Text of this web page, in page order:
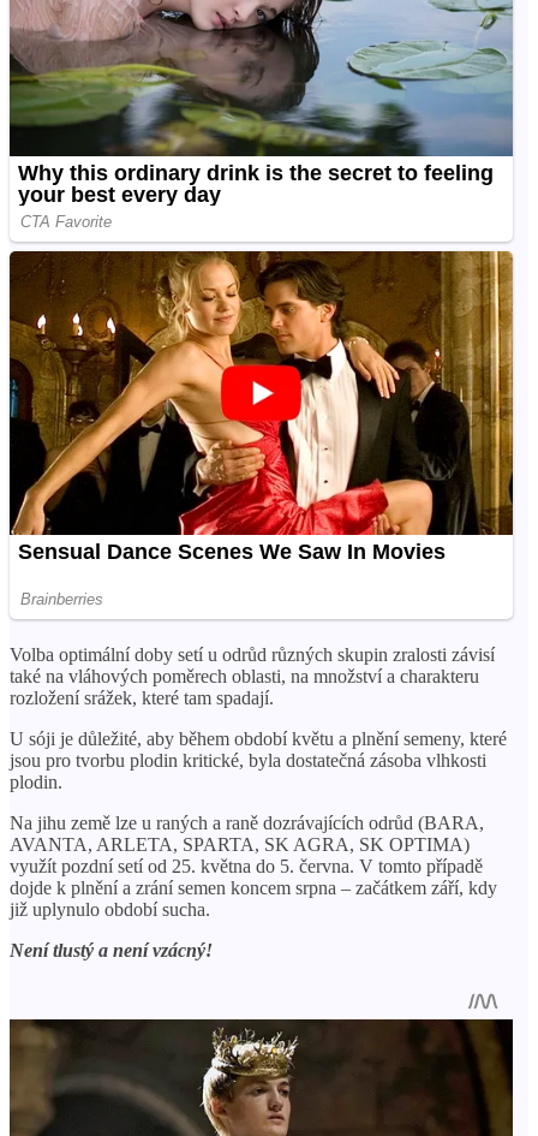
Volba optimální doby setí u odrůd různých skupin zralosti závisí
také na vláhových poměrech oblasti, na množství a charakteru
rozložení srážek, které tam spadají.
U sóji je důležité, aby během období květu a plnění semeny, které
jsou pro tvorbu plodin kritické, byla dostatečná zásoba vlhkosti
plodin.
Na jihu země lze u raných a raně dozrávajících odrůd (BARA,
AVANTA, ARLETA, SPARTA, SK AGRA, SK OPTIMA)
využít pozdní setí od 25. května do 5. června. V tomto případě
dojde k plnění a zrání semen koncem srpna – začátkem září, kdy
již uplynulo období sucha.
Není tlustý a není vzácný!